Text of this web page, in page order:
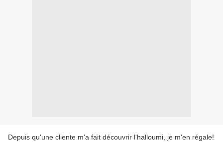
Depuis qu'une cliente m'a fait découvrir l'halloumi, je m'en régale!